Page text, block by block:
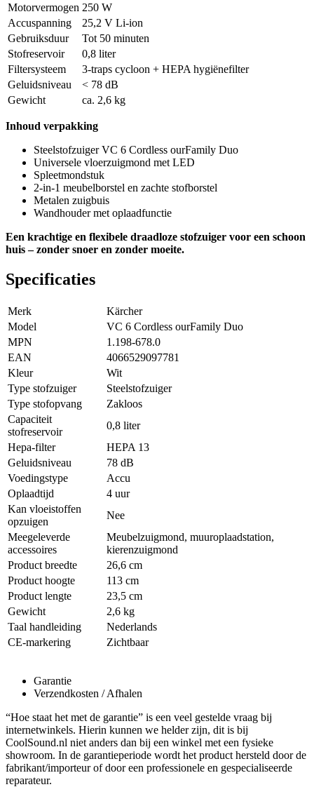
Motorvermogen 250 W
Accuspanning
25,2 V Li-ion
Gebruiksduur
Tot 50 minuten
Stofreservoir
0,8 liter
Filtersysteem
3-traps cycloon + HEPA hygiënefilter
Geluidsniveau
< 78 dB
Gewicht
ca. 2,6 kg
Inhoud verpakking
Steelstofzuiger VC 6 Cordless ourFamily Duo
Universele vloerzuigmond met LED
Spleetmondstuk
2-in-1 meubelborstel en zachte stofborstel
Metalen zuigbuis
Wandhouder met oplaadfunctie
Een krachtige en flexibele draadloze stofzuiger voor een schoon
huis – zonder snoer en zonder moeite.
Specificaties
Merk
Kärcher
Model
VC 6 Cordless ourFamily Duo
MPN
1.198-678.0
EAN
4066529097781
Kleur
Wit
Type stofzuiger
Steelstofzuiger
Type stofopvang
Zakloos
Capaciteit
stofreservoir
0,8 liter
Hepa-filter
HEPA 13
Geluidsniveau
78 dB
Voedingstype
Accu
Oplaadtijd
4 uur
Kan vloeistoffen
opzuigen
Nee
Meegeleverde
accessoires
Meubelzuigmond, muuroplaadstation,
kierenzuigmond
Product breedte
26,6 cm
Product hoogte
113 cm
Product lengte
23,5 cm
Gewicht
2,6 kg
Taal handleiding
Nederlands
CE-markering
Zichtbaar
Garantie
Verzendkosten / Afhalen
“Hoe staat het met de garantie” is een veel gestelde vraag bij
internetwinkels. Hierin kunnen we helder zijn, dit is bij
CoolSound.nl niet anders dan bij een winkel met een fysieke
showroom. In de garantieperiode wordt het product hersteld door de
fabrikant/importeur of door een professionele en gespecialiseerde
reparateur.